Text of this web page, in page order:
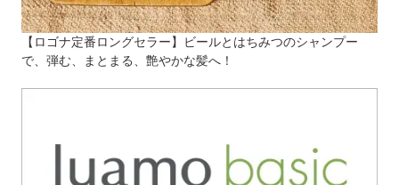
【ロゴナ定番ロングセラー】ビールとはちみつのシャンプー
で、弾む、まとまる、艶やかな髪へ！